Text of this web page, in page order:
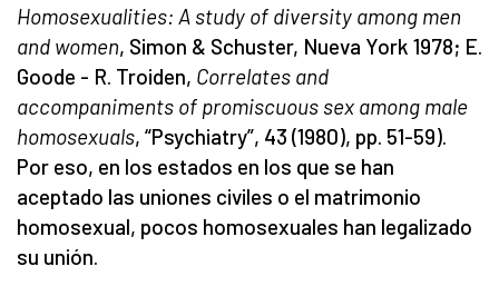
Homosexualities: A study of diversity among men
and women, Simon & Schuster, Nueva York 1978; E.
Goode - R. Troiden, Correlates and
accompaniments of promiscuous sex among male
homosexuals, “Psychiatry”, 43 (1980), pp. 51-59).
Por eso, en los estados en los que se han
aceptado las uniones civiles o el matrimonio
homosexual, pocos homosexuales han legalizado
su unión.